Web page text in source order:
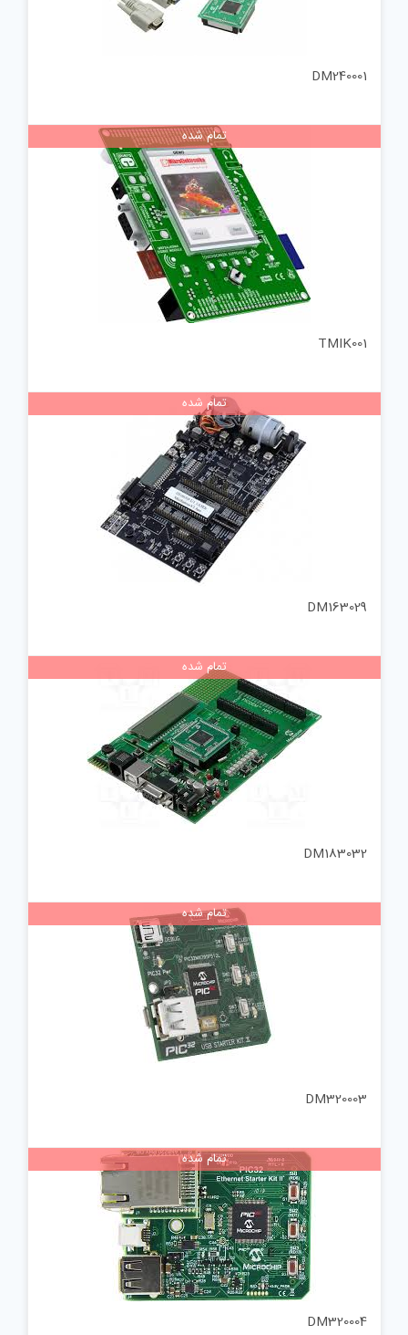
DM240001
تمام شده
TMIK001
تمام شده
DM163029
تمام شده
DM183032
تمام شده
DM320003
تمام شده
DM320004